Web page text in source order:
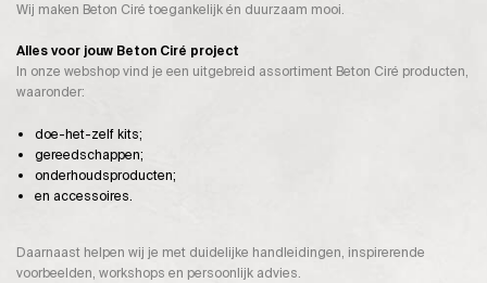
Wij maken Beton Ciré toegankelijk én duurzaam mooi.
Alles voor jouw Beton Ciré project
In onze webshop vind je een uitgebreid assortiment Beton Ciré producten,
waaronder:
doe-het-zelf kits;
gereedschappen;
onderhoudsproducten;
en accessoires.
Daarnaast helpen wij je met duidelijke handleidingen, inspirerende
voorbeelden, workshops en persoonlijk advies.